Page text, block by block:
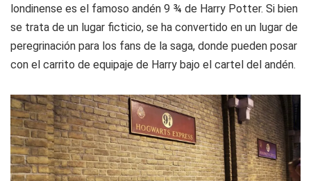
londinense es el famoso andén 9 ¾ de Harry Potter. Si bien
se trata de un lugar ficticio, se ha convertido en un lugar de
peregrinación para los fans de la saga, donde pueden posar
con el carrito de equipaje de Harry bajo el cartel del andén.